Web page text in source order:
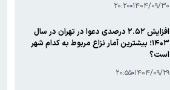
۱۴۰۴/۰۹/۳۰ ۲۰:۲۰
افزایش ۲.۵۲ درصدی دعوا در تهران در سال
۱۴۰۳؛ بیشترین آمار نزاع مربوط به کدام شهر
است؟
۱۴۰۴/۰۹/۲۹ ۲۰:۵۵